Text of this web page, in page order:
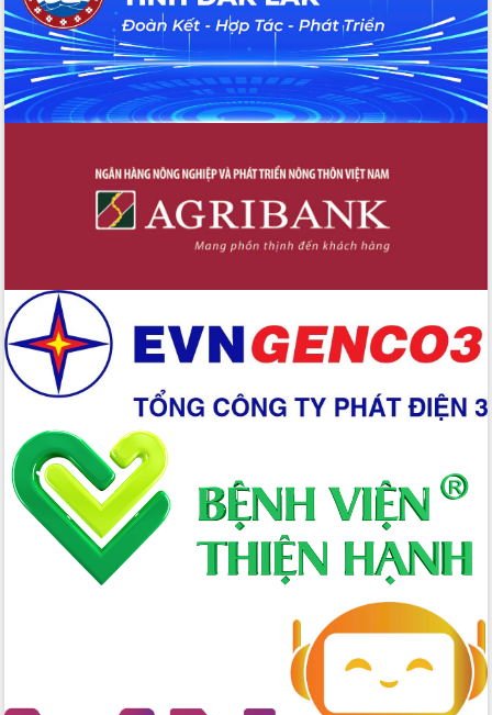
Đẩy nhanh công tác khắc phục, ổn
định đời sống Nhân dân sau bão số 13
Bí thư Tỉnh ủy Lương Nguyễn Minh
Triết dự Ngày hội đại đoàn kết tại
Buôn Đăk Tuôr, xã Cư Pui
Khởi công xây dựng Trường Phổ thông
Phó Thủ tướng Chính phủ Mai Văn
Chính chia sẻ, động viên người dân
chịu ảnh hưởng nặng từ bão số 13
phòng, chống bão số 13 tại các địa
bàn xung yếu
Tập trung đẩy nhanh giải ngân nguồn
vốn các chương trình mục tiêu quốc
gia
Xã Ea H'leo giữ vững và nâng cao chất
lượng các tiêu chí nông thôn mới
Công bố quyết định của Ban Thường
vụ Tỉnh ủy về công tác cán bộ
Nâng cao trách nhiệm người đứng
đầu, phát huy tinh thần chủ động,
sáng tạo để đảm bảo tiến độ giải ngân
vốn đầu tư công năm 2025